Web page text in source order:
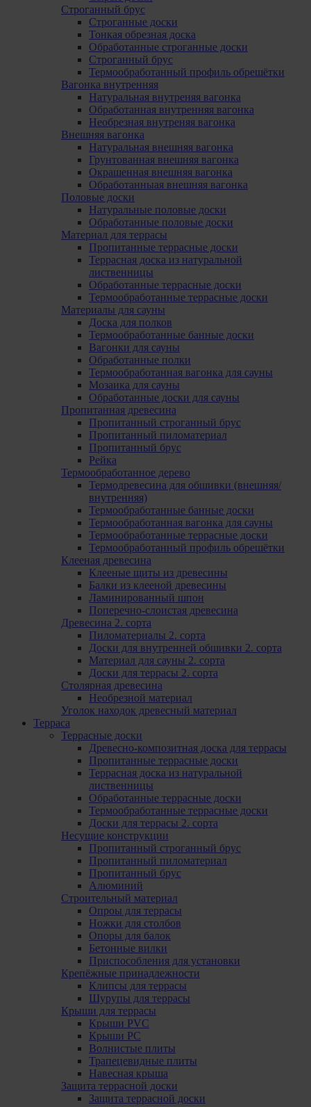
Cтроганный брус
Cтроганные доски
Тонкая обрезная доска
Обработанные строганные доски
Cтроганный брус
Термообработанный профиль обрешётки
Вагонка внутренняя
Натуральная внутреняя вагонка
Обработанная внутренняя вагонка
Необрезная внутреняя вагонка
Внешняя вагонка
Натуральная внешняя вагонка
Грунтованная внешняя вагонка
Oкрашенная внешняя вагонка
Обработанныая внешняя вагонка
Половые доски
Натуральные половые доски
Обработанные половые доски
Материал для террасы
Пропитанные террасные доски
Террасная доска из натуральной
лиственницы
Обработанные террасные доски
Термообработанные террасные доски
Mатериалы для сауны
Доска для полков
Термообработанные банные доски
Вагонки для сауны
Обработанные полки
Термообработанная вагонка для сауны
Мозаика для сауны
Обработанные доски для сауны
Пропитанная древесина
Пропитанный строганный брус
Пропитанный пиломатериал
Пропитанный брус
Pейка
Термообработанное дерево
Термодревесина для обшивки (внешняя/
внутренняя)
Термообработанные банные доски
Термообработанная вагонка для сауны
Термообработанные террасные доски
Термообработанный профиль обрешётки
Клееная древесина
Клееные щиты из древесины
Балки из клееной древесины
Ламинированный шпон
Поперечно-слоистая древесина
Древесина 2. сорта
Пиломатериалы 2. сорта
Доски для внутренней обшивки 2. сорта
Материал для сауны 2. сорта
Доски для террасы 2. сорта
Столярная древесина
Необрезной материал
Уголок находок древесный материал
Терраса
Террасные доски
Древесно-композитная доска для террасы
Пропитанные террасные доски
Террасная доска из натуральной
лиственницы
Обработанные террасные доски
Термообработанные террасные доски
Доски для террасы 2. сорта
Несущие конструкции
Пропитанный строганный брус
Пропитанный пиломатериал
Пропитанный брус
Алюминий
Строительный материал
Опроы для террасы
Ножки для столбов
Опоры для балок
Бетонные вилки
Приспособления для установки
Крепёжные принадлежности
Клипсы для террасы
Шурупы для террасы
Крыши для террасы
Крыши PVC
Крыши PC
Волнистые плиты
Трапецевидные плиты
Навесная крыша
Защита террасной доски
Защита террасной доски